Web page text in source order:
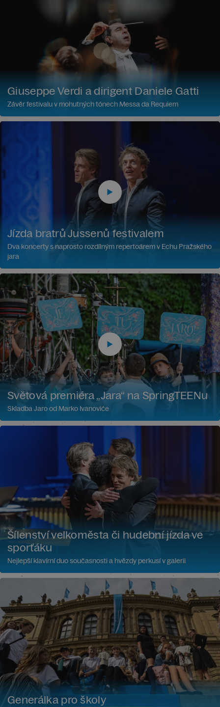
Giuseppe Verdi a dirigent Daniele Gatti
Závěr festivalu v mohutných tónech Messa da Requiem
Jízda bratrů Jussenů festivalem
Dva koncerty s naprosto rozdílným repertoárem v Echu Pražského
jara
Světová premiéra „Jara“ na SpringTEENu
Skladba Jaro od Marko Ivanoviće
Šílenství velkoměsta či hudební jízda ve
sporťáku
Nejlepší klavírní duo současnosti a hvězdy perkusí v galerii
Generálka pro školy